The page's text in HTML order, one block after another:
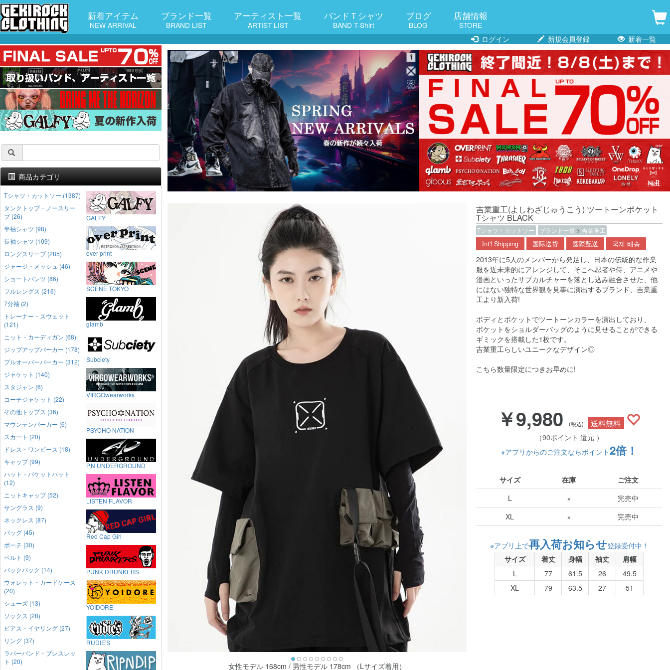
新着アイテム
NEW ARRIVAL
ブランド一覧
BRAND LIST
アーティスト一覧
ARTIST LIST
バンドＴシャツ
BAND T-Shirt
ブログ
BLOG
店舗情報
STORE
ログイン
新規会員登録 新着一覧
女性モデル 168cm / 男性モデル 178cm （Lサイズ着用）
吉業重工(よしわざじゅうこう) ツートーンポケット
Tシャツ BLACK
Tシャツ・カットソー ブランド一覧 > 吉業重工
Int'l Shipping 国际送货 國際配送 국제 배송
2013年に5人のメンバーから発足し、日本の伝統的な作業
服を近未来的にアレンジして、そこへ忍者や侍、アニメや
漫画といったサブカルチャーを落とし込み融合させた、他
にはない独特な世界観を見事に演出するブランド、吉業重
工より新入荷!
ボディとポケットでツートーンカラーを演出しており、
ポケットをショルダーバッグのように見せることができる
ギミックを搭載した1枚です。
吉業重工らしいユニークなデザイン◎
こちら数量限定につきお早めに!
￥9,980(税込) 送料無料
（90ポイント 還元 ）
※アプリからのご注文ならポイント2倍！
サイズ 在庫
ご注文
L
×
完売中
XL
× 完売中
※アプリ上で再入荷お知らせ登録受付中！
サイズ
着丈 身幅 袖丈
肩幅
L
77 61.5 26
49.5
XL
79 63.5 27 51
商品カテゴリ
Tシャツ・カットソー (1387)
タンクトップ・ノースリー
ブ (26)
半袖シャツ (98)
長袖シャツ (109)
ロングスリーブ (285)
ジャージ・メッシュ (46)
ショートパンツ (86)
フルレングス (216)
7分袖 (2)
トレーナー・スウェット
(121)
ニット・カーディガン (68)
ジップアップパーカー (178)
プルオーバーパーカー (312)
ジャケット (140)
スタジャン (6)
コーチジャケット (22)
その他トップス (36)
マウンテンパーカー (6)
スカート (20)
ドレス・ワンピース (18)
キャップ (99)
ハット・バケットハット
(12)
ニットキャップ (52)
サングラス (9)
ネックレス (87)
バッグ (45)
ポーチ (30)
ベルト (9)
バックパック (14)
ウォレット・カードケース
(20)
シューズ (13)
ソックス (28)
ピアス・イヤリング (27)
リング (37)
ラバーバンド・ブレスレッ
ト (20)
GALFY
over print
SCENE TOKYO
glamb
Subciety
VIRGOwearworks
PSYCHO NATION
P.N UNDERGROUND
LISTEN FLAVOR
Red Cap Girl
PUNK DRUNKERS
YOIDORE
RUDIE'S